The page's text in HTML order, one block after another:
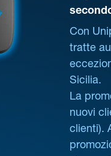
Con
tratte
Sicilia.
La
nuovi
clienti).